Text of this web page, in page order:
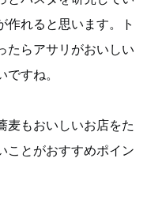
作れると思います。ト
たらアサリがおいしい
すね。
麦もおいしいお店をた
ことがおすすめポイン